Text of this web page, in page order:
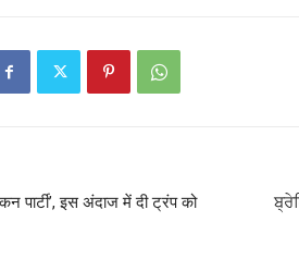
पार्टी’, इस अंदाज में दी ट्रंप को